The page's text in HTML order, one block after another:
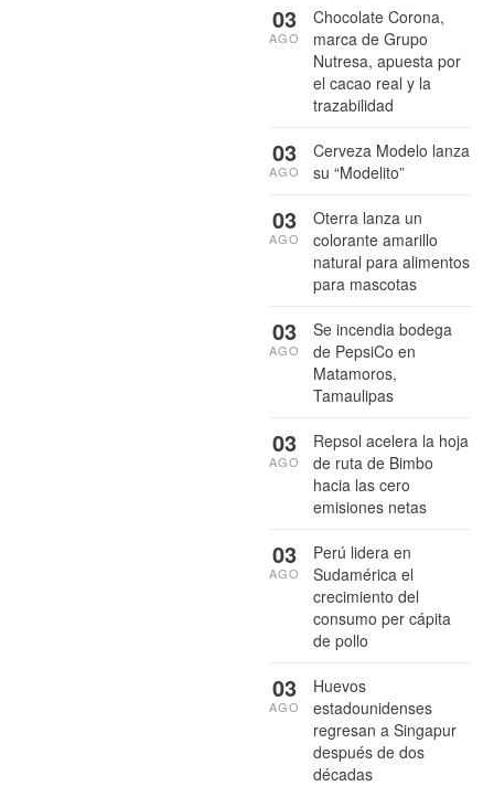
Chocolate Corona,
marca de Grupo
Nutresa, apuesta por
el cacao real y la
trazabilidad
03
AGO
Cerveza Modelo lanza
su “Modelito”
03
AGO
Oterra lanza un
colorante amarillo
natural para alimentos
para mascotas
03
AGO
Se incendia bodega
de PepsiCo en
Matamoros,
Tamaulipas
03
AGO
Repsol acelera la hoja
de ruta de Bimbo
hacia las cero
emisiones netas
03
AGO
Perú lidera en
Sudamérica el
crecimiento del
consumo per cápita
de pollo
03
AGO
Huevos
estadounidenses
regresan a Singapur
después de dos
décadas
03
AGO